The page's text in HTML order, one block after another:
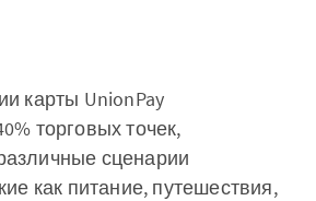
карты UnionPay
торговых точек,
сценарии
как питание, путешествия,